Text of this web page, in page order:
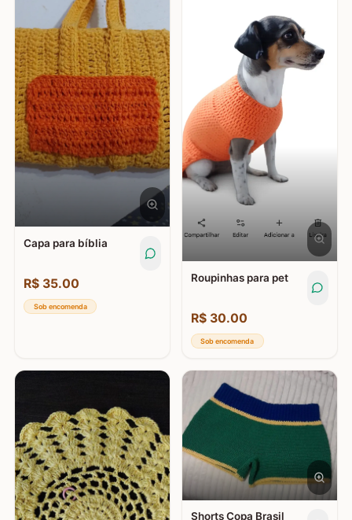
Capa para bíblia
R$ 35.00
Sob encomenda
Roupinhas para pet
R$ 30.00
Sob encomenda
Shorts Copa Brasil